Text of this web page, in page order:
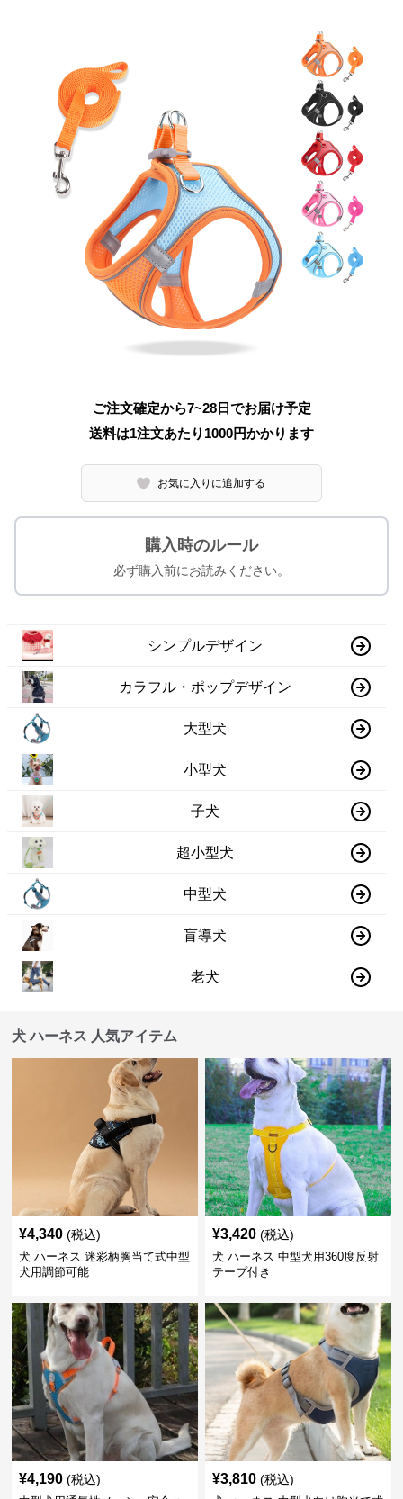
ご注文確定から7~28日でお届け予定
送料は1注文あたり 1000円かかります
お気に入りに追加する
購入時のルール
必ず購入前にお読みください。
シンプルデザイン
カラフル・ポップデザイン
大型犬
小型犬
子犬
超小型犬
中型犬
盲導犬
老犬
犬 ハーネス 人気アイテム
¥4,340 (税込)
犬 ハーネス 迷彩柄胸当て式中型
犬用調節可能
¥3,420 (税込)
犬 ハーネス 中型犬用360度反射
テープ付き
¥4,190 (税込) ¥3,810 (税込)